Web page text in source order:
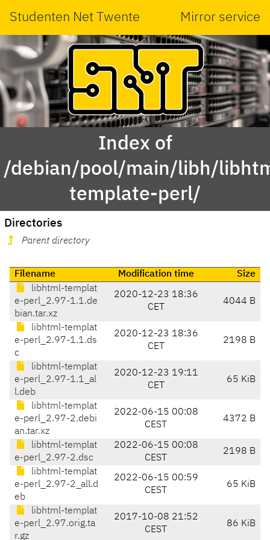
Studenten Net Twente Mirror service
Index of
/debian/pool/main/libh/
template-perl/
Directories
Parent directory
Filename Modification time
Size
libhtml-templat
e-perl_2.97-1.1.de
bian.tar.xz
2020-12-23 18:36
CET
4044 B
libhtml-templat
e-perl_2.97-1.1.ds
c
2020-12-23 18:36
CET
2198 B
libhtml-templat
e-perl_2.97-1.1_al
l.deb
2020-12-23 19:11
CET
65 KiB
libhtml-templat
e-perl_2.97-2.debi
an.tar.xz
2022-06-15 00:08
CEST
4372 B
libhtml-templat
e-perl_2.97-2.dsc
2022-06-15 00:08
CEST
2198 B
libhtml-templat
e-perl_2.97-2_all.d
eb
2022-06-15 00:59
CEST
65 KiB
libhtml-templat
e-perl_2.97.orig.ta
r.gz
2017-10-08 21:52
CEST
86 KiB